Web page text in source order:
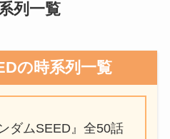
列一覧
の時系列一覧
ダムSEED』全50話